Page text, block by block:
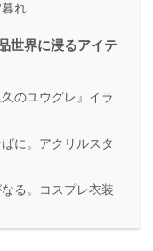
れ
世界に浸るアイテ
のユウグレ』イラ
に。アクリルスタ
る。コスプレ衣装